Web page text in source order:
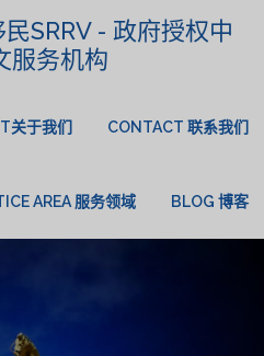
SRRV - 政府授权中
服务机构
关于我们 CONTACT 联系我们
AREA 服务领域 BLOG 博客